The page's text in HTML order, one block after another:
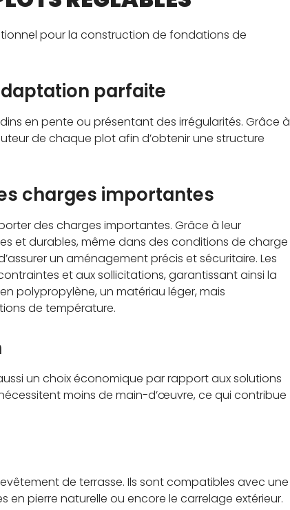
pour la construction de fondations de
parfaite
en pente ou présentant des irrégularités. Grâce à
de chaque plot afin d’obtenir une structure
charges importantes
des charges importantes. Grâce à leur
et durables, même dans des conditions de charge
un aménagement précis et sécuritaire. Les
et aux sollicitations, garantissant ainsi la
polypropylène, un matériau léger, mais
de température.
un choix économique par rapport aux solutions
moins de main-d’œuvre, ce qui contribue
de terrasse. Ils sont compatibles avec une
en pierre naturelle ou encore le carrelage extérieur.